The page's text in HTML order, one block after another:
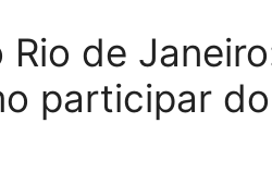
de
participar do